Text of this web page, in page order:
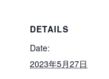
DETAILS
Date:
2023年5月27日